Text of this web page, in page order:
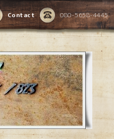
080-5658-4445
Contact